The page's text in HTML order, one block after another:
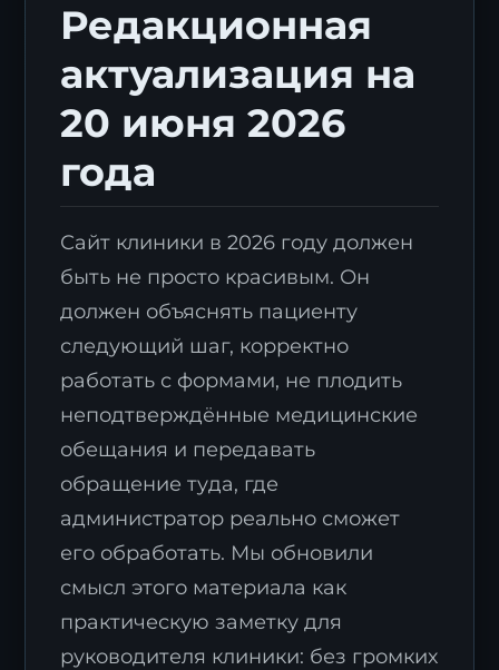
Редакционная
актуализация на
20 июня 2026
года
Сайт клиники в 2026 году должен
быть не просто красивым. Он
должен объяснять пациенту
следующий шаг, корректно
работать с формами, не плодить
неподтверждённые медицинские
обещания и передавать
обращение туда, где
администратор реально сможет
его обработать. Мы обновили
смысл этого материала как
практическую заметку для
руководителя клиники: без громких